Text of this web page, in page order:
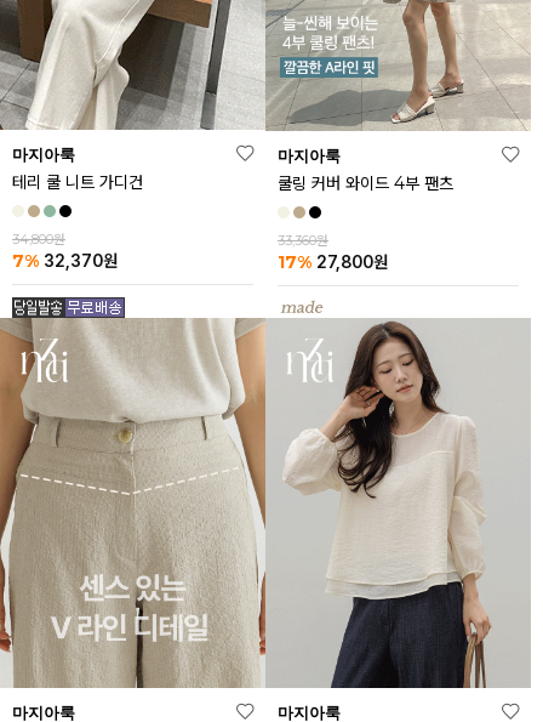
마지아룩
테리 쿨 니트 가디건
34,800원
7% 32,370원
마지아룩
쿨링 커버 와이드 4부 팬츠
33,360원
17% 27,800원
마지아룩 마지아룩